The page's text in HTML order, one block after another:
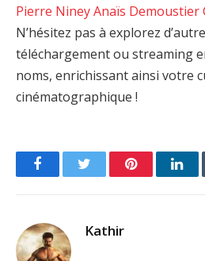
Pierre NineyAnaïs Demoustier
N’hésitez pas à explorez
téléchargement ou streaming
noms, enrichissant ainsi votre
cinématographique !
FacebookTwitter Pinterest
Kathir